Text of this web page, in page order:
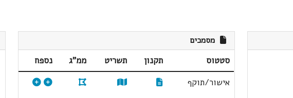
מסמכים
סטטוס תקנון תשריט ממ"ג
נספח
אישור/תוקף